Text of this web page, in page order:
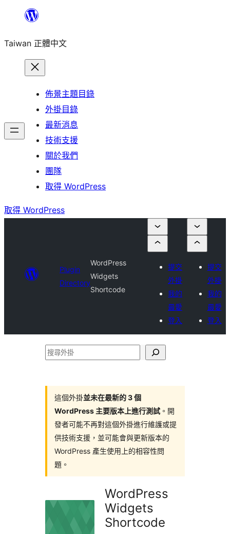
主
Taiwan 正體中文
佈景主題目錄
外掛目錄
最新消息
技術支援
關於我們
團隊
取得 WordPress
取得 WordPress
Plugin
Directory
WordPress
Widgets
Shortcode
提交
外掛
我的
最愛
登入
提交
外掛
我的
最愛
登入
搜
這個外掛並未在最新的 3 個
WordPress 主要版本上進行測試 。開
發者可能不再對這個外掛進行維護或提
供技術支援，並可能會與更新版本的
WordPress 產生使用上的相容性問
題。
WordPress
Widgets
Shortcode